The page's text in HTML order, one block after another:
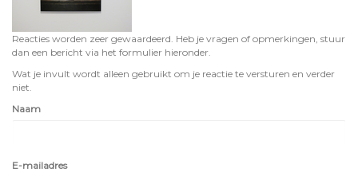
Reacties worden zeer gewaardeerd. Heb je vragen of opmerkingen, stuur
dan een bericht via het formulier hieronder.
Wat je invult wordt alleen gebruikt om je reactie te versturen en verder
niet.
Naam
E-mailadres